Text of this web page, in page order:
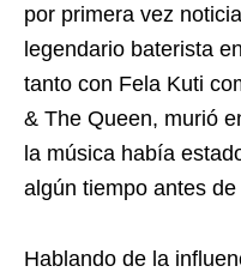
por primera vez
legendario baterista
tanto con Fela Kuti
& The Queen, murió
la música había
algún tiempo antes
Hablando de la